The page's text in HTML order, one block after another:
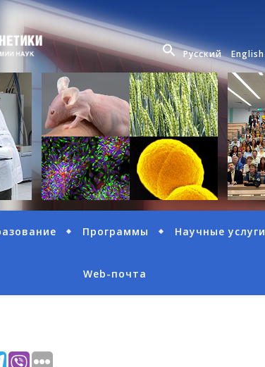
Русский English
Программы Научные услуги
Web-почта